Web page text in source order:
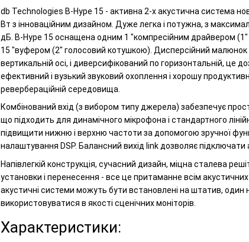
db Technologies B-Hype 15 - активна 2-х акустична система
Вт з інноваційним дизайном. Дуже легка і потужна, з
дБ. B-Hype 15 оснащена одним 1 "компресійним драйвером
15 "вуфером (2" голосовий котушкою). Дисперсійний малюнок
вертикальній осі, і диверсифікований по горизонтальній, це
ефективний і вузький звуковий охоплення і хорошу
ревербераційній середовища.
Комбінований вхід (з вибором типу джерела) забезпечує
що підходить для динамічного мікрофона і стандартного
підвищити нижню і верхню частоти за допомогою зручної
налаштування DSP. Балансний вихід link дозволяє підключати
Напівлегкій конструкція, сучасний дизайн, міцна сталева
установки і перенесення - все це притаманне всім акустичних
акустичні системи можуть бути встановлені на штатив, один
використовуватися в якості сценічних моніторів.
Характеристики: